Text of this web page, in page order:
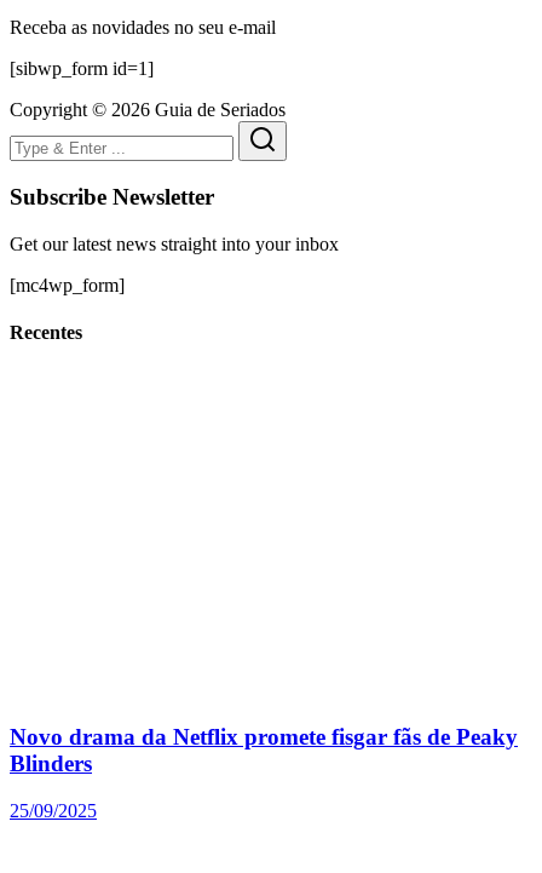
Receba as novidades no seu e-mail
[sibwp_form id=1]
Copyright © 2026 Guia de Seriados
Subscribe Newsletter
Get our latest news straight into your inbox
[mc4wp_form]
Recentes
Novo drama da Netflix promete fisgar fãs de Peaky
Blinders
25/09/2025